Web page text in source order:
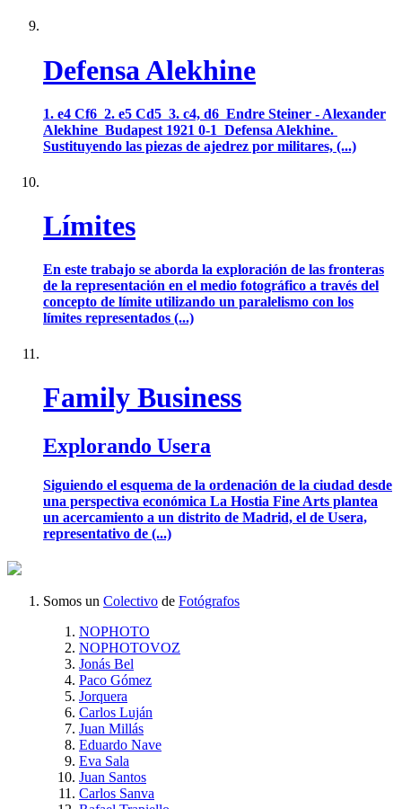
Defensa Alekhine
1. e4 Cf6 2. e5 Cd5 3. c4, d6 Endre Steiner - Alexander
Alekhine Budapest 1921 0-1 Defensa Alekhine.
Sustituyendo las piezas de ajedrez por militares, (...)
Límites
En este trabajo se aborda la exploración de las fronteras
de la representación en el medio fotográfico a través del
concepto de límite utilizando un paralelismo con los
límites representados (...)
Family Business
Explorando Usera
Siguiendo el esquema de la ordenación de la ciudad desde
una perspectiva económica La Hostia Fine Arts plantea
un acercamiento a un distrito de Madrid, el de Usera,
representativo de (...)
Somos un Colectivo de Fotógrafos
NOPHOTO
NOPHOTOVOZ
Jonás Bel
Paco Gómez
Jorquera
Carlos Luján
Juan Millás
Eduardo Nave
Eva Sala
Juan Santos
Carlos Sanva